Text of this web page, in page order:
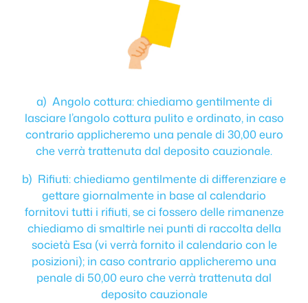
a) Angolo cottura: chiediamo gentilmente di
lasciare l’angolo cottura pulito e ordinato, in caso
contrario applicheremo una penale di 30,00 euro
che verrà trattenuta dal deposito cauzionale.
b) Rifiuti: chiediamo gentilmente di differenziare e
gettare giornalmente in base al calendario
fornitovi tutti i rifiuti, se ci fossero delle rimanenze
chiediamo di smaltirle nei punti di raccolta della
società Esa (vi verrà fornito il calendario con le
posizioni); in caso contrario applicheremo una
penale di 50,00 euro che verrà trattenuta dal
deposito cauzionale